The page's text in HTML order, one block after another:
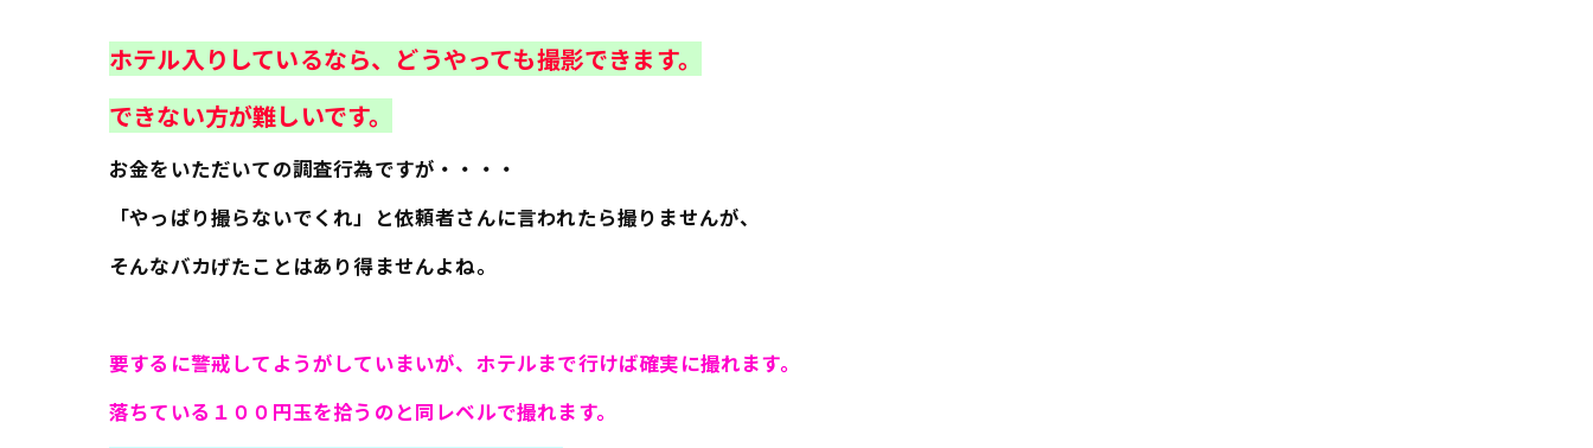
ホテル入りしているなら、どうやっても撮影できます。
できない方が難しいです。
お金をいただいての調査行為ですが・・・・
「やっぱり撮らないでくれ」と依頼者さんに言われたら撮りませんが、
そんなバカげたことはあり得ませんよね。
要するに警戒してようがしていまいが、ホテルまで行けば確実に撮れます。
落ちている１００円玉を拾うのと同レベルで撮れます。